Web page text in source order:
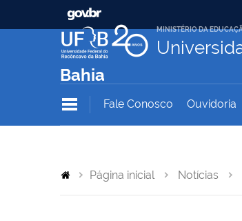
MINISTÉRIO DA
Bahia
Fale Conosco Ouvidoria
Página inicial Notícias